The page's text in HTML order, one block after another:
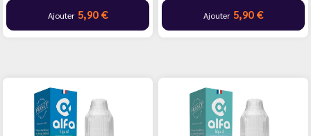
Ajouter 5,90 € Ajouter 5,90 €